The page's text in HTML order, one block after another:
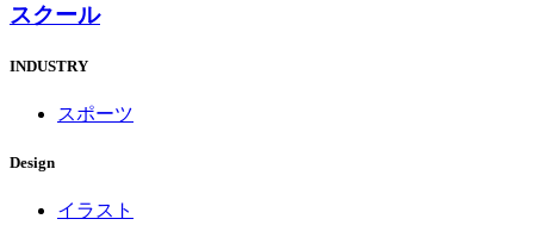
スクール
INDUSTRY
スポーツ
Design
イラスト